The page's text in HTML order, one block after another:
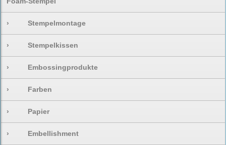
› Stempelmontage
› Stempelkissen
› Embossingprodukte
› Farben
› Papier
› Embellishment